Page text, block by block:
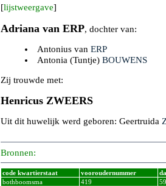
[lijstweergave]
Adriana van ERP, dochter van:
Antonius van ERP
Antonia (Tuntje) BOUWENS
Zij trouwde met:
Henricus ZWEERS
Uit dit huwelijk werd geboren: Geertruida
Bronnen:
code kwartierstaat vooroudernummer
bothboomsma
419